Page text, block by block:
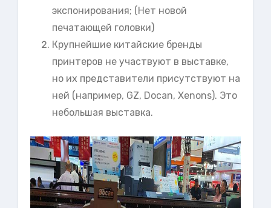
экспонирования; (Нет новой
печатающей головки)
Крупнейшие китайские бренды
принтеров не участвуют в выставке,
но их представители присутствуют на
ней (например, GZ, Docan, Xenons). Это
небольшая выставка.